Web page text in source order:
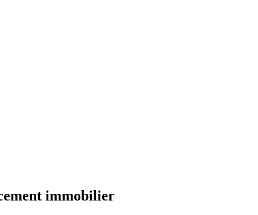
immobilier